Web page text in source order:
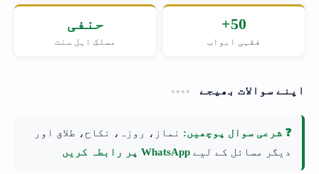
50+
فقہی ابواب
حنفی
مسلکِ اہل سنت
اپنے سوالات بھیجے
❓ شرعی سوال پوچھیں: نماز، روزہ، نکاح، طلاق اور
دیگر مسائل کے لیے WhatsApp پر رابطہ کریں